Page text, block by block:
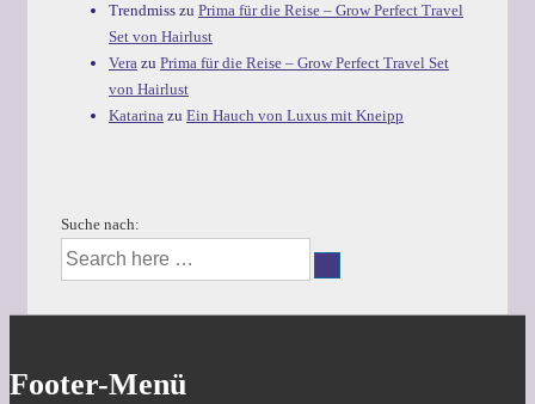
Trendmiss zu Prima für die Reise – Grow Perfect Travel
Set von Hairlust
Vera zu Prima für die Reise – Grow Perfect Travel Set
von Hairlust
Katarina zu Ein Hauch von Luxus mit Kneipp
Suche nach:
Footer-Menü